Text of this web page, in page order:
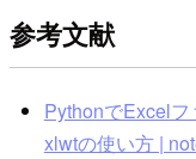
参考文献
PythonでExcel
xlwtの使い方 |